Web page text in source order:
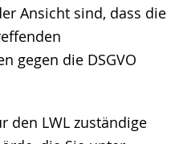
Ansicht sind, dass die
gegen die DSGVO
den LWL zuständige